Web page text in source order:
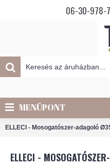
06-30-978-
MENÜPONT
ELLECI - Mosogatószer-adagoló
ELLECI -